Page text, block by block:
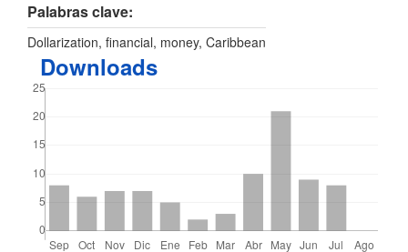
Palabras clave:
Dollarization, financial, money, Caribbean
Downloads